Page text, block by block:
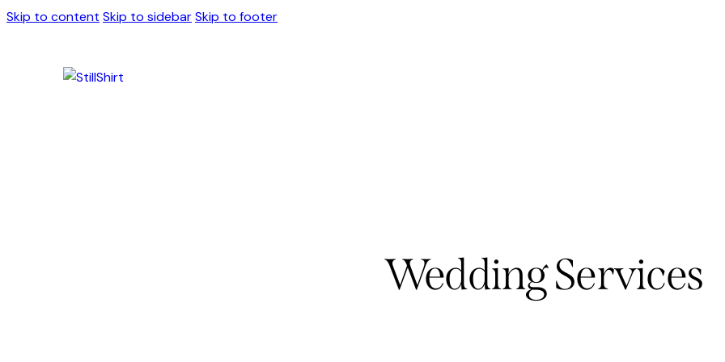
Skip to content Skip to sidebarSkip to footer
Wedding Services